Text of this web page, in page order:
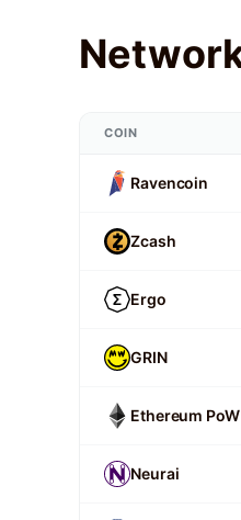
COIN
Ravencoin
Zcash
Ergo
GRIN
Ethereum PoW
Neurai